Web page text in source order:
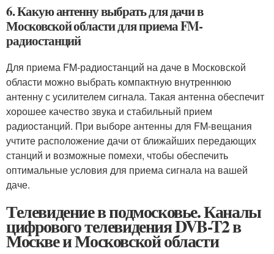
6. Какую антенну выбрать для дачи в
Московской области для приема FM-
радиостанций
Для приема FM-радиостанций на даче в Московской
области можно выбрать компактную внутреннюю
антенну с усилителем сигнала. Такая антенна обеспечит
хорошее качество звука и стабильный прием
радиостанций. При выборе антенны для FM-вещания
учтите расположение дачи от ближайших передающих
станций и возможные помехи, чтобы обеспечить
оптимальные условия для приема сигнала на вашей
даче.
Телевидение в подмосковье. Каналы
цифрового телевидения DVB-T2 в
Москве и Московской области